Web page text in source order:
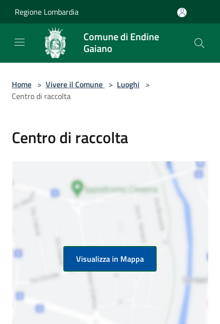
Regione Lombardia
Comune di Endine
Gaiano
Home > Vivere il Comune > Luoghi >
Centro di raccolta
Centro di raccolta
Visualizza in Mappa